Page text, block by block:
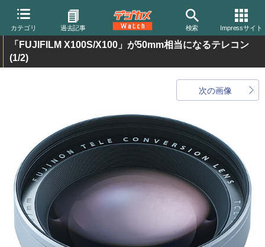
カテゴリ 過去記事 検索 Impressサイト
「FUJIFILM X100S/X100」が50mm相当になるテレコン
(1/2)
次の画像